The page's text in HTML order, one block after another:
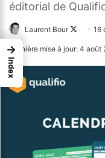
éditorial de
Laurent Bour
Follow
16
Dernière mise à jour: 4 août
→
Index